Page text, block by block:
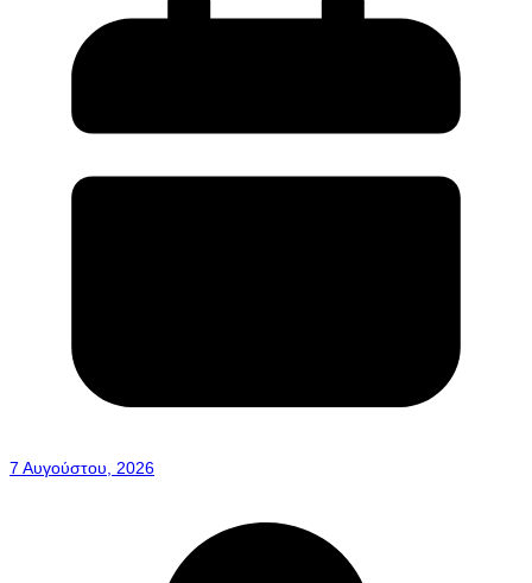
7 Αυγούστου, 2026